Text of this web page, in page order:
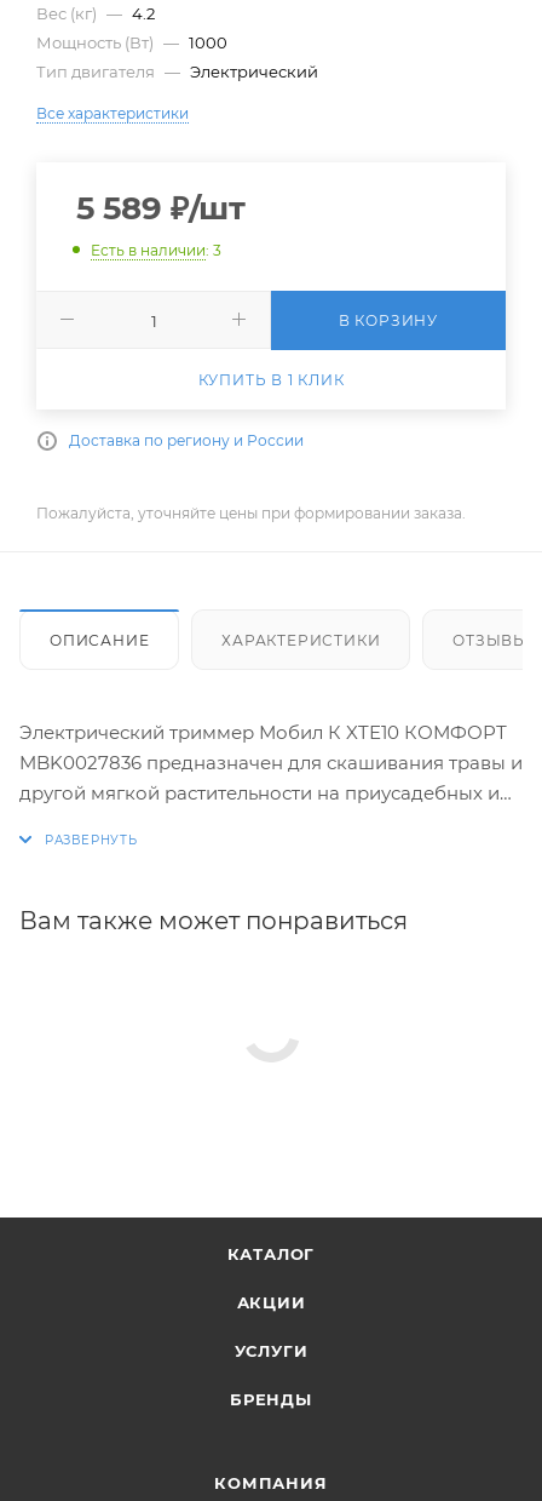
Вес (кг) — 4.2
Мощность (Вт) — 1000
Тип двигателя — Электрический
Все характеристики
5 589 ₽/шт
Есть в наличии: 3
В КОРЗИНУ
КУПИТЬ В 1 КЛИК
Доставка по региону и России
Пожалуйста, уточняйте цены при формировании заказа.
ОПИСАНИЕ ХАРАКТЕРИСТИКИ ОТЗЫВЫ
Электрический триммер Мобил К XTЕ10 КОМФОРТ
MBK0027836 предназначен для скашивания травы и
другой мягкой растительности на приусадебных и
а также в сельском и лесном хозяйстве.
Вам также может понравиться
КАТАЛОГ
АКЦИИ
УСЛУГИ
БРЕНДЫ
КОМПАНИЯ